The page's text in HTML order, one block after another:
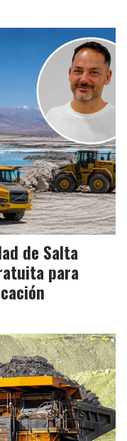
de Salta
para